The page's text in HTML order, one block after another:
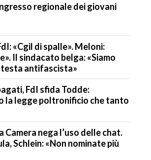
regionale dei giovani
«Cgil di spalle». Meloni:
Il sindacato belga: «Siamo
antifascista»
FdI sfida Todde:
la legge poltronificio che tanto
Camera nega l’uso delle chat.
Schlein: «Non nominate più